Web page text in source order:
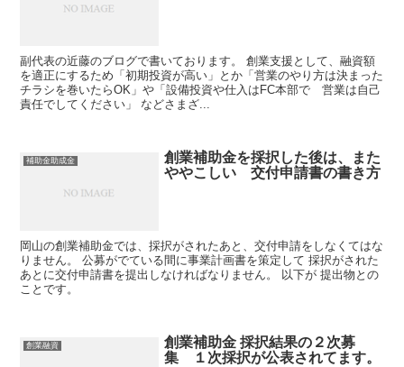
副代表の近藤のブログで書いております。 創業支援として、融資額
を適正にするため「初期投資が高い」とか「営業のやり方は決まった
チラシを巻いたらOK」や「設備投資や仕入はFC本部で 営業は自己
責任でしてください」 などさまざ...
補助金助成金
創業補助金を採択した後は、また
ややこしい 交付申請書の書き方
岡山の創業補助金では、採択がされたあと、交付申請をしなくてはな
りません。 公募がでている間に事業計画書を策定して 採択がされた
あとに交付申請書を提出しなければなりません。 以下が 提出物との
ことです。
創業融資
創業補助金 採択結果の２次募
集 １次採択が公表されてます。